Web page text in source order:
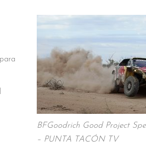
BFGoodrich Good Project
– PUNTA TACÓN TV